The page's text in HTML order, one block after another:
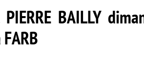
PIERRE BAILLY